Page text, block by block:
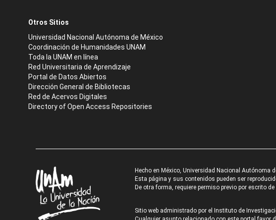
Otros Sitios
Universidad Nacional Autónoma de México
Coordinación de Humanidades UNAM
Toda la UNAM en línea
Red Universitaria de Aprendizaje
Portal de Datos Abiertos
Dirección General de Bibliotecas
Red de Acervos Digitales
Directory of Open Access Repositories
Hecho en México, Universidad Nacional Autónoma
Esta página y sus contenidos pueden ser
De otra forma, requiere permiso previo por escrito
Sitio web administrado por el Instituto de